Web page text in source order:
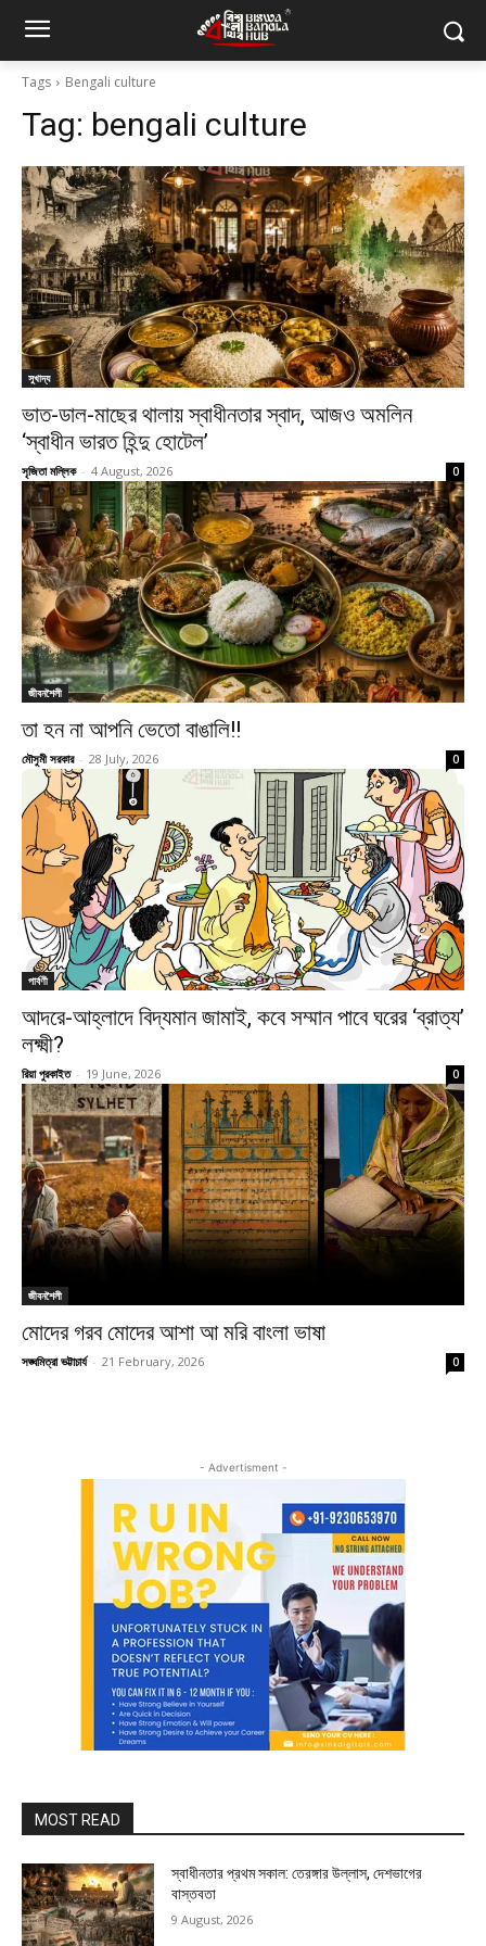
Tags Bengali culture
Tag: bengali culture
সুখাদ্য
ভাত-ডাল-মাছের থালায় স্বাধীনতার স্বাদ, আজও অমলিন
‘স্বাধীন ভারত হিন্দু হোটেল’
সৃজিতা মল্লিক - 4 August, 2026 0
জীবনশৈলী
তা হন না আপনি ভেতো বাঙালি!!
মৌসুমী সরকার - 28 July, 2026 0
পার্বণী
আদরে-আহ্লাদে বিদ্যমান জামাই, কবে সম্মান পাবে ঘরের ‘ব্রাত্য’
লক্ষ্মী?
রিয়া পুরকাইত - 19 June, 2026 0
জীবনশৈলী
মোদের গরব মোদের আশা আ মরি বাংলা ভাষা
সঙ্ঘমিত্রা ভট্টাচার্য - 21 February, 2026 0
- Advertisment -
MOST READ
স্বাধীনতার প্রথম সকাল: তেরঙ্গার উল্লাস, দেশভাগের
বাস্তবতা
9 August, 2026